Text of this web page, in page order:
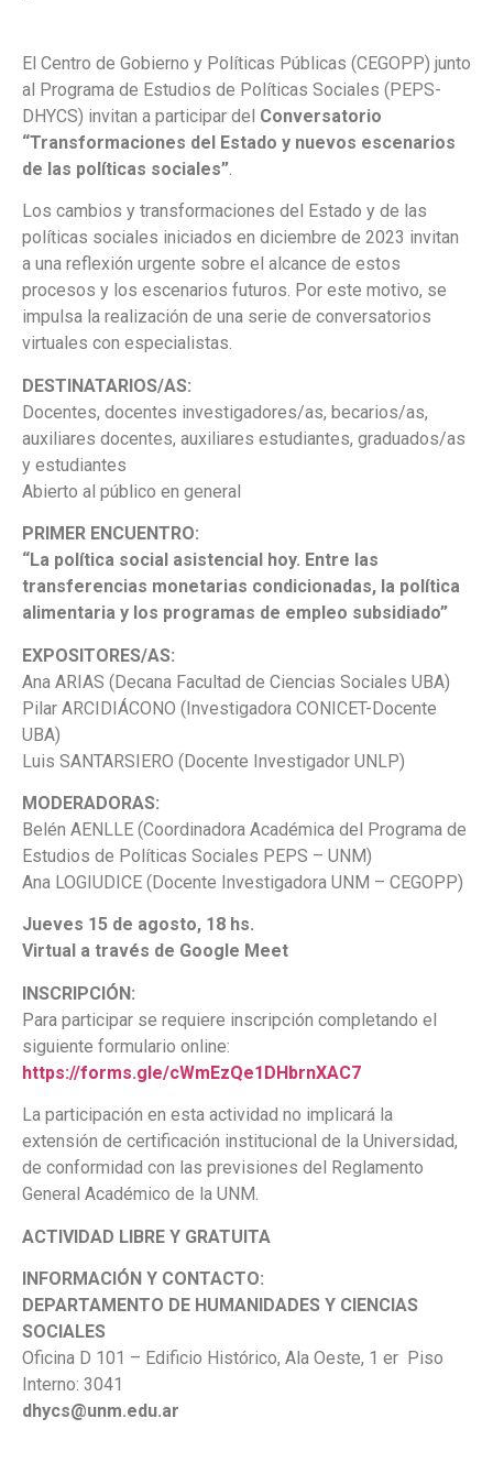
El Centro de Gobierno y Políticas Públicas (CEGOPP) junto
al Programa de Estudios de Políticas Sociales (PEPS-
DHYCS) invitan a participar del Conversatorio
“Transformaciones del Estado y nuevos escenarios
de las políticas sociales”.
Los cambios y transformaciones del Estado y de las
políticas sociales iniciados en diciembre de 2023 invitan
a una reflexión urgente sobre el alcance de estos
procesos y los escenarios futuros. Por este motivo, se
impulsa la realización de una serie de conversatorios
virtuales con especialistas.
DESTINATARIOS/AS:
Docentes, docentes investigadores/as, becarios/as,
auxiliares docentes, auxiliares estudiantes, graduados/as
y estudiantes
Abierto al público en general
PRIMER ENCUENTRO:
“La política social asistencial hoy. Entre las
transferencias monetarias condicionadas, la política
alimentaria y los programas de empleo subsidiado”
EXPOSITORES/AS:
Ana ARIAS (Decana Facultad de Ciencias Sociales UBA)
Pilar ARCIDIÁCONO (Investigadora CONICET-Docente
UBA)
Luis SANTARSIERO (Docente Investigador UNLP)
MODERADORAS:
Belén AENLLE (Coordinadora Académica del Programa de
Estudios de Políticas Sociales PEPS – UNM)
Ana LOGIUDICE (Docente Investigadora UNM – CEGOPP)
Jueves 15 de agosto, 18 hs.
Virtual a través de Google Meet
INSCRIPCIÓN:
Para participar se requiere inscripción completando el
siguiente formulario online:
https://forms.gle/cWmEzQe1DHbrnXAC7
La participación en esta actividad no implicará la
extensión de certificación institucional de la Universidad,
de conformidad con las previsiones del Reglamento
General Académico de la UNM.
ACTIVIDAD LIBRE Y GRATUITA
INFORMACIÓN Y CONTACTO:
DEPARTAMENTO DE HUMANIDADES Y CIENCIAS
SOCIALES
Oficina D 101 – Edificio Histórico, Ala Oeste, 1 er Piso
Interno: 3041
dhycs@unm.edu.ar